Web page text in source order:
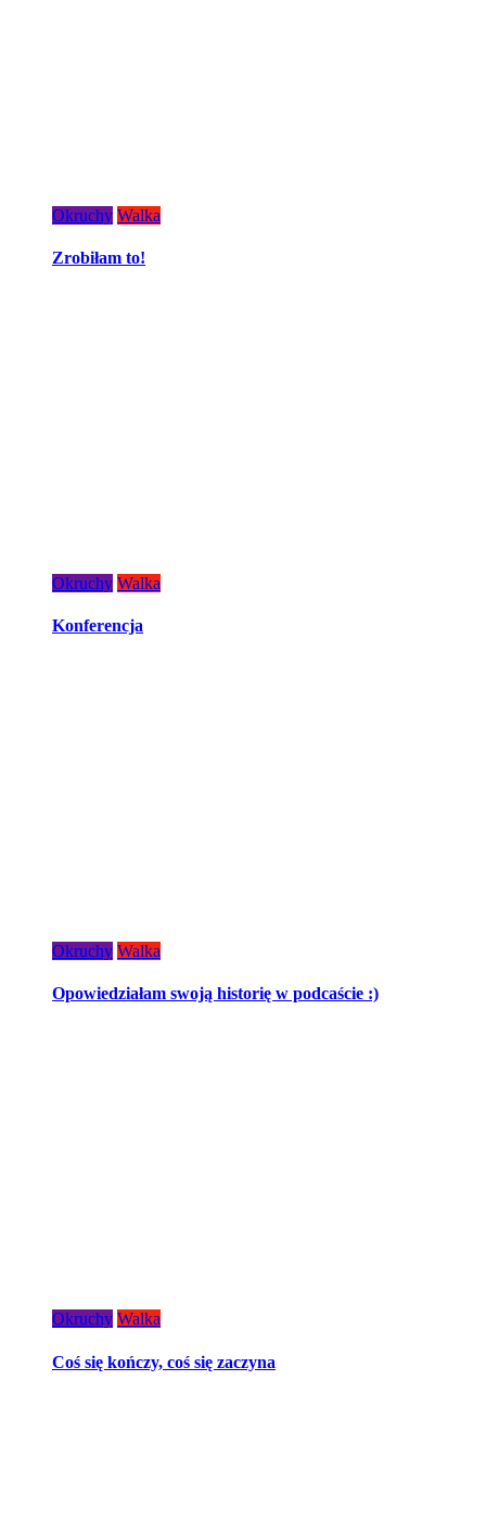
Okruchy Walka
Zrobiłam to!
Okruchy Walka
Konferencja
Okruchy Walka
Opowiedziałam swoją historię w podcaście :)
Okruchy Walka
Coś się kończy, coś się zaczyna